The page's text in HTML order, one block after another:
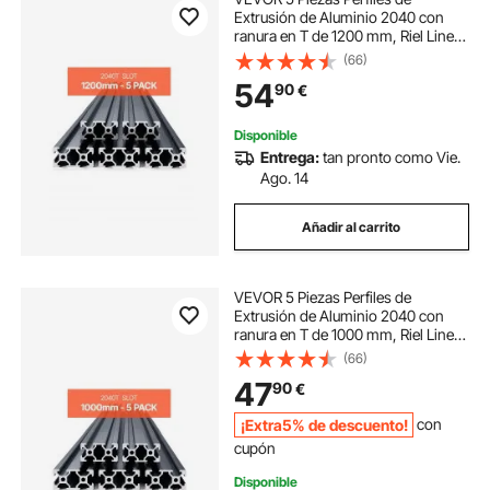
Extrusión de Aluminio 2040 con
ranura en T de 1200 mm, Riel Lineal
Anodizado de Alta Resistencia para
Impresora 3D, Máquina CNC (DIY),
Grabado Láser, Color Negro
(66)
5490€
Disponible
Entrega:tan pronto como Vie.
Ago. 14
Añadir al carrito
VEVOR 5 Piezas Perfiles de
Extrusión de Aluminio 2040 con
ranura en T de 1000 mm, Riel Lineal
Anodizado de Alta Resistencia para
Impresora 3D, Máquina CNC (DIY),
Grabado Láser, Color Negro
(66)
4790€
¡Extra5% de descuento! con
cupón
Disponible